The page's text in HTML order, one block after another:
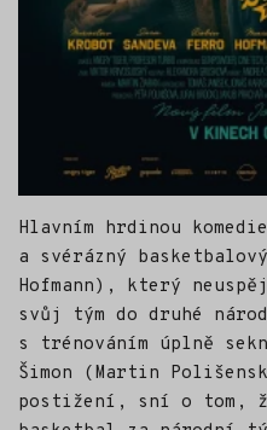
Hlavním hrdinou
a svérázný
Hofmann), který
svůj tým do druhé
s trénováním úplně
Šimon (Martin
postižení, sní o tom,